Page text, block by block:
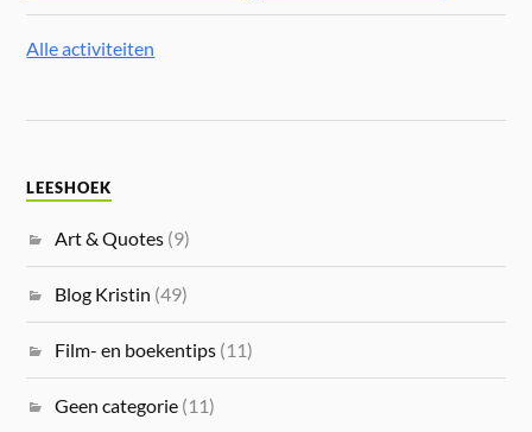
Alle activiteiten
LEESHOEK
Art & Quotes (9)
Blog Kristin (49)
Film- en boekentips (11)
Geen categorie (11)